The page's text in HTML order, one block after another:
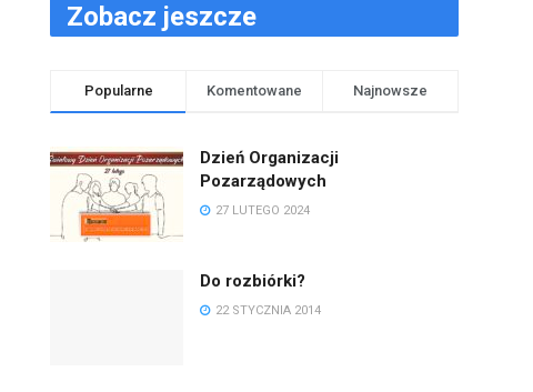
Zobacz jeszcze
Popularne Komentowane Najnowsze
Dzień Organizacji
Pozarządowych
27 LUTEGO 2024
Do rozbiórki?
22 STYCZNIA 2014